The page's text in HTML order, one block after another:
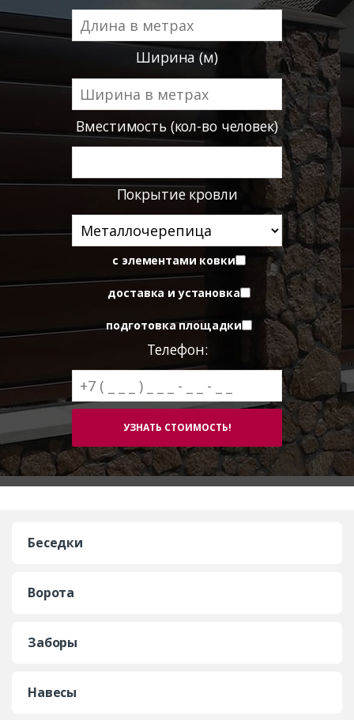
Ширина (м)
Вместимость (кол-во человек)
Покрытие кровли
с элементами ковки
доставка и установка
подготовка площадки
Телефон:
Беседки
Ворота
Заборы
Навесы